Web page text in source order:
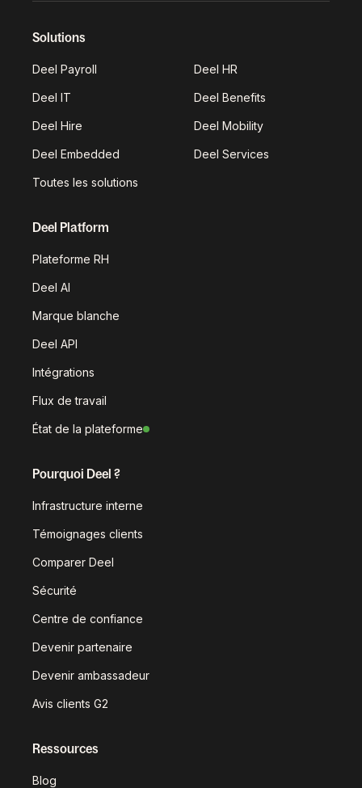
Solutions
Deel Payroll Deel HR
Deel IT Deel Benefits
Deel Hire Deel Mobility
Deel Embedded Deel Services
Toutes les solutions
Deel Platform
Plateforme RH
Deel AI
Marque blanche
Deel API
Intégrations
Flux de travail
État de la plateforme
Pourquoi Deel ?
Infrastructure interne
Témoignages clients
Comparer Deel
Sécurité
Centre de confiance
Devenir partenaire
Devenir ambassadeur
Avis clients G2
Ressources
Blog